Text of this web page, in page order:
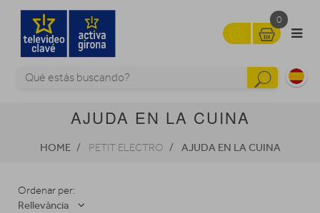
0
AJUDA EN LA CUINA
HOME PETIT ELECTRO AJUDA EN LA CUINA
Ordenar per:
Rellevància